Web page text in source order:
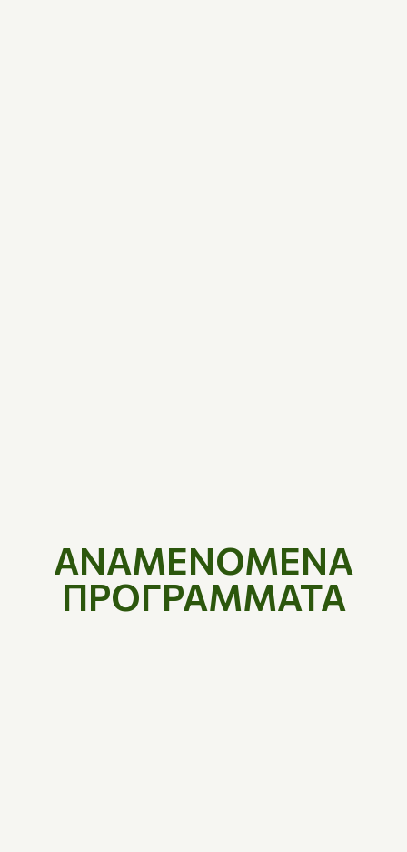
ΑΝΑΜΕΝΟΜΕΝΑ
ΠΡΟΓΡΑΜΜΑΤΑ